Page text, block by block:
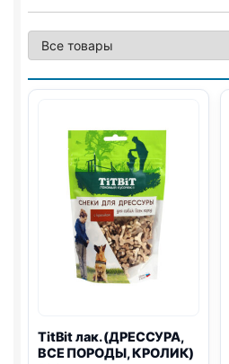
TitBit лак. (ДРЕССУРА,
ВСЕ ПОРОДЫ, КРОЛИК)